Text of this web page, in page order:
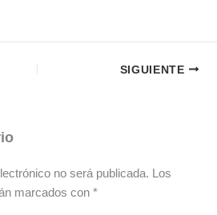
SIGUIENTE
no será publicada.
Los
marcados con *